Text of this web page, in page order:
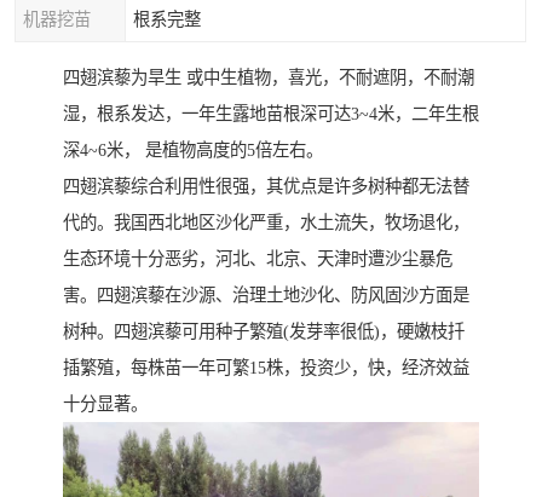
机器挖苗 根系完整
四翅滨藜为旱生 或中生植物，喜光，不耐遮阴，不耐潮
湿，根系发达，一年生露地苗根深可达3~4米，二年生根
深4~6米， 是植物高度的5倍左右。
四翅滨藜综合利用性很强，其优点是许多树种都无法替
代的。我国西北地区沙化严重，水土流失，牧场退化，
生态环境十分恶劣，河北、北京、天津时遭沙尘暴危
害。四翅滨藜在沙源、治理土地沙化、防风固沙方面是
树种。四翅滨藜可用种子繁殖(发芽率很低)，硬嫩枝扦
插繁殖，每株苗一年可繁15株，投资少，快，经济效益
十分显著。